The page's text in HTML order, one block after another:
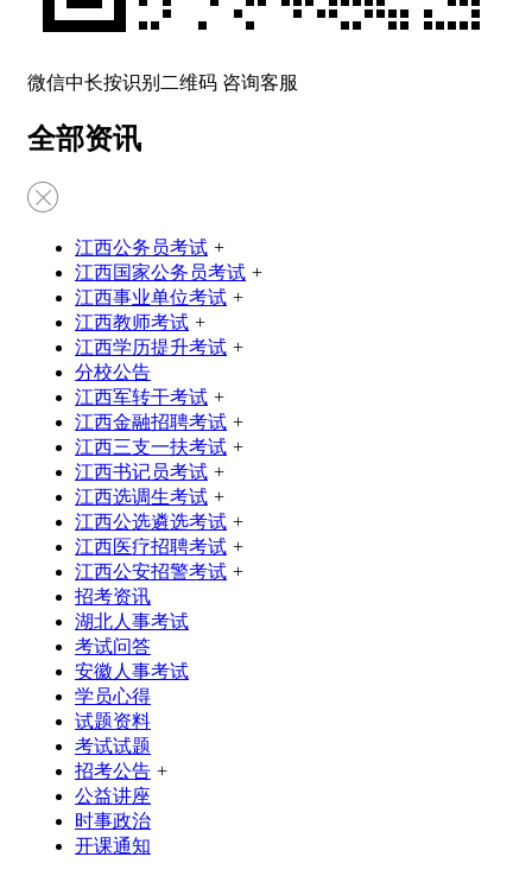
微信中长按识别二维码 咨询客服
全部资讯
江西公务员考试 +
江西国家公务员考试 +
江西事业单位考试 +
江西教师考试 +
江西学历提升考试 +
分校公告
江西军转干考试 +
江西金融招聘考试 +
江西三支一扶考试 +
江西书记员考试 +
江西选调生考试 +
江西公选遴选考试 +
江西医疗招聘考试 +
江西公安招警考试 +
招考资讯
湖北人事考试
考试问答
安徽人事考试
学员心得
试题资料
考试试题
招考公告 +
公益讲座
时事政治
开课通知